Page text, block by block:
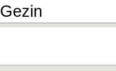
Gezin